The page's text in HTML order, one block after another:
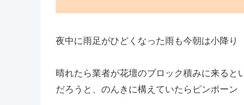
夜中に雨足がひどくなった雨も今朝は小降り
晴れたら業者が花壇のブロック積みに来ると
だろうと、のんきに構えていたらピンポーン